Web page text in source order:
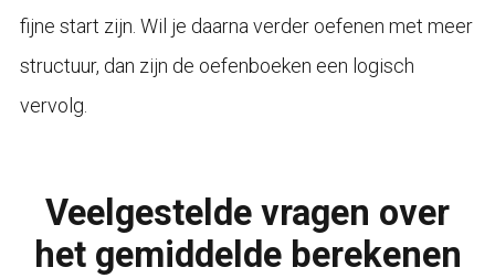
fijne start zijn. Wil je daarna verder oefenen met meer
structuur, dan zijn de oefenboeken een logisch
vervolg.
Veelgestelde vragen over
het gemiddelde berekenen